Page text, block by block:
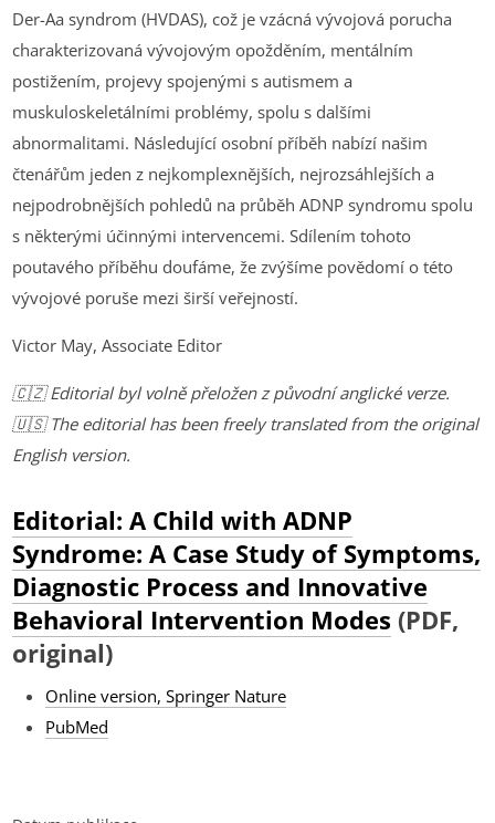
Der-Aa syndrom (HVDAS), což je vzácná vývojová porucha
charakterizovaná vývojovým opožděním, mentálním
postižením, projevy spojenými s autismem a
muskuloskeletálními problémy, spolu s dalšími
abnormalitami. Následující osobní příběh nabízí našim
čtenářům jeden z nejkomplexnějších, nejrozsáhlejších a
nejpodrobnějších pohledů na průběh ADNP syndromu spolu
s některými účinnými intervencemi. Sdílením tohoto
poutavého příběhu doufáme, že zvýšíme povědomí o této
vývojové poruše mezi širší veřejností.
Victor May, Associate Editor
🇨🇿 Editorial byl volně přeložen z původní anglické verze.
🇺🇸 The editorial has been freely translated from the original
English version.
Editorial: A Child with ADNP
Syndrome: A Case Study of Symptoms,
Diagnostic Process and Innovative
Behavioral Intervention Modes (PDF,
original)
Online version, Springer Nature
PubMed